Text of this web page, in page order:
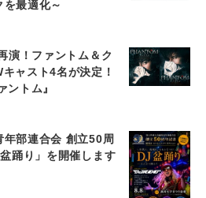
を最適化～
演！ファントム＆ク
ャスト4名が決定！
ントム』
部連合会 創立50周
踊り」を開催します